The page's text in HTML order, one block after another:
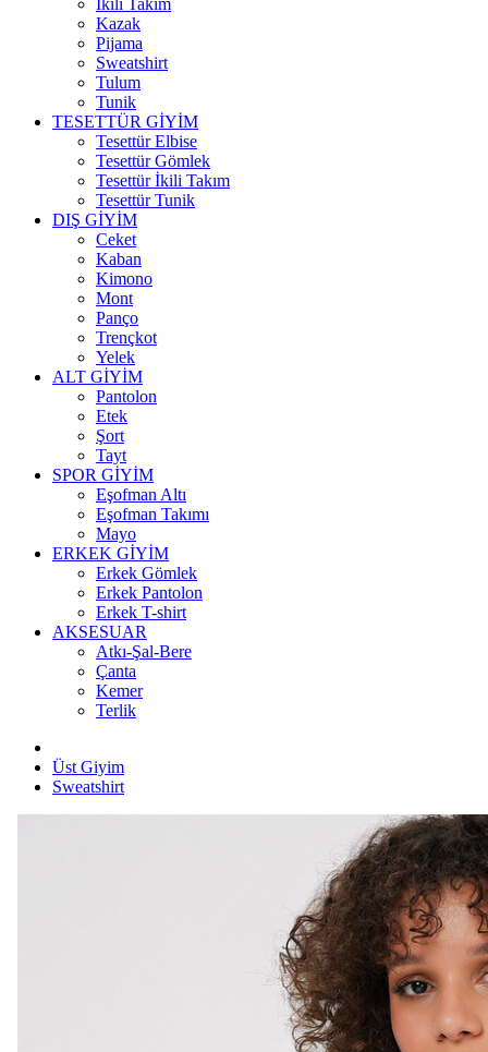
İkili Takım
Kazak
Pijama
Sweatshirt
Tulum
Tunik
TESETTÜR GİYİM
Tesettür Elbise
Tesettür Gömlek
Tesettür İkili Takım
Tesettür Tunik
DIŞ GİYİM
Ceket
Kaban
Kimono
Mont
Panço
Trençkot
Yelek
ALT GİYİM
Pantolon
Etek
Şort
Tayt
SPOR GİYİM
Eşofman Altı
Eşofman Takımı
Mayo
ERKEK GİYİM
Erkek Gömlek
Erkek Pantolon
Erkek T-shirt
AKSESUAR
Atkı-Şal-Bere
Çanta
Kemer
Terlik
Üst Giyim
Sweatshirt